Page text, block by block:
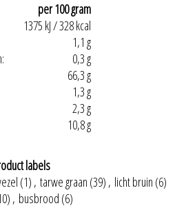
per 100 gram
1375 kJ / 328 kcal
1,1 g
0,3 g
66,3 g
1,3 g
2,3 g
10,8 g
labels
(1) , tarwe graan (39) , licht bruin (6)
, busbrood (6)